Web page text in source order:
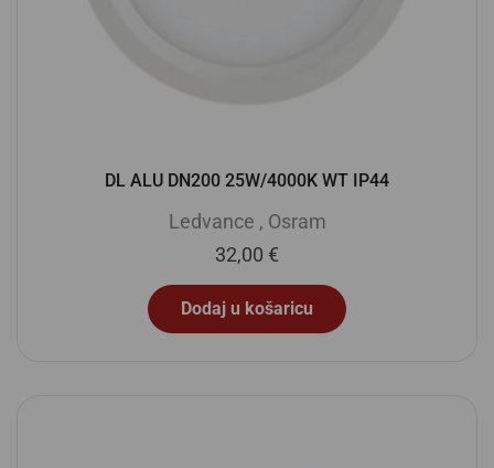
DL ALU DN200 25W/4000K WT IP44
Ledvance , Osram
32,00 €
Dodaj u košaricu